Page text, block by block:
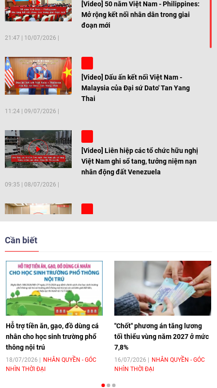
[Video] 50 năm Việt Nam - Philippines:
Mở rộng kết nối nhân dân trong giai
đoạn mới
21:47 10/07/2026
[Video] Dấu ấn kết nối Việt Nam -
Malaysia của Đại sứ Dato' Tan Yang
Thai
11:24 09/07/2026
[Video] Liên hiệp các tổ chức hữu nghị
Việt Nam ghi sổ tang, tưởng niệm nạn
nhân động đất Venezuela
09:35 08/07/2026
[Video] Trẻ em Đông Á cùng kiến tạo
[Video] Âm nhạc flamenco gắn kết văn
hoá Việt Nam - Tây Ban Nha
11:10 17/06/2026
[Video] Trao tặng Kỷ niệm chương "Vì
hòa bình, hữu nghị giữa các dân tộc"
cho Đại sứ Hungary tại Việt Nam
Cần biết
Hỗ trợ tiền ăn, gạo, đồ dùng cá
nhân cho học sinh trường phổ
thông nội trú
18/07/2026
NHÂN QUYỀN - GÓC
NHÌN THỜI ĐẠI
"Chốt" phương án tăng lương
tối thiểu vùng năm 2027 ở mức
7,8%
16/07/2026
NHÂN QUYỀN - GÓC
NHÌN THỜI ĐẠI